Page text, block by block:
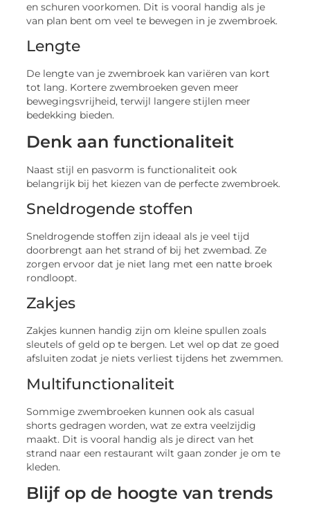
en schuren voorkomen. Dit is vooral handig als je
van plan bent om veel te bewegen in je zwembroek.
Lengte
De lengte van je zwembroek kan variëren van kort
tot lang. Kortere zwembroeken geven meer
bewegingsvrijheid, terwijl langere stijlen meer
bedekking bieden.
Denk aan functionaliteit
Naast stijl en pasvorm is functionaliteit ook
belangrijk bij het kiezen van de perfecte zwembroek.
Sneldrogende stoffen
Sneldrogende stoffen zijn ideaal als je veel tijd
doorbrengt aan het strand of bij het zwembad. Ze
zorgen ervoor dat je niet lang met een natte broek
rondloopt.
Zakjes
Zakjes kunnen handig zijn om kleine spullen zoals
sleutels of geld op te bergen. Let wel op dat ze goed
afsluiten zodat je niets verliest tijdens het zwemmen.
Multifunctionaliteit
Sommige zwembroeken kunnen ook als casual
shorts gedragen worden, wat ze extra veelzijdig
maakt. Dit is vooral handig als je direct van het
strand naar een restaurant wilt gaan zonder je om te
kleden.
Blijf op de hoogte van trends